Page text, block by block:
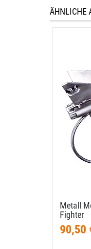
ÄHNLICHE
Metall
Fighter
90,50